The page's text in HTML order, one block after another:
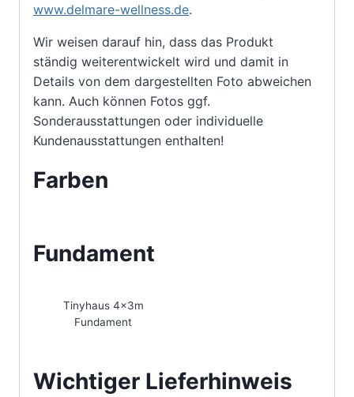
www.delmare-wellness.de.
Wir weisen darauf hin, dass das Produkt
ständig weiterentwickelt wird und damit in
Details von dem dargestellten Foto abweichen
kann. Auch können Fotos ggf.
Sonderausstattungen oder individuelle
Kundenausstattungen enthalten!
Farben
Fundament
Tinyhaus 4x3m
Fundament
Wichtiger Lieferhinweis